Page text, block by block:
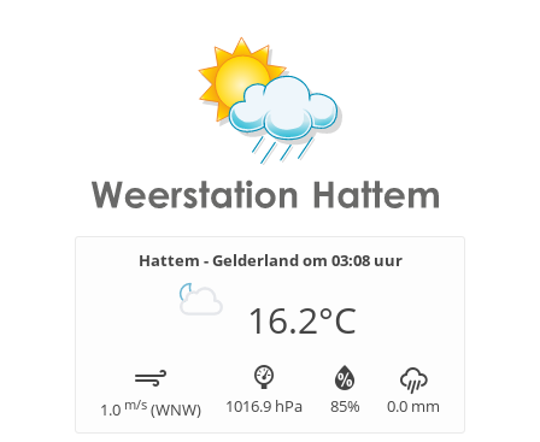
Hattem - Gelderland om 03:08uur
16.2°C
1.0 m/s (WNW) 1016.9 hPa 85% 0.0 mm